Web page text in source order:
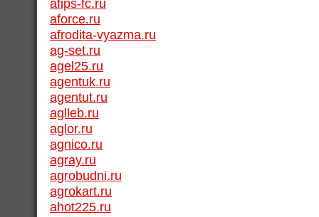
afips-fc.ru
aforce.ru
afrodita-vyazma.ru
ag-set.ru
agel25.ru
agentuk.ru
agentut.ru
aglleb.ru
aglor.ru
agnico.ru
agray.ru
agrobudni.ru
agrokart.ru
ahot225.ru